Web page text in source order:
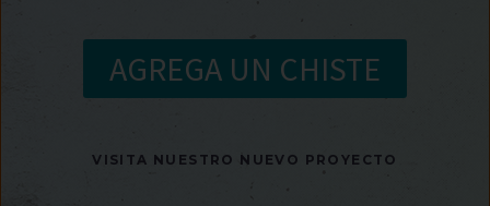
AGREGA UN CHISTE
VISITA NUESTRO NUEVO PROYECTO